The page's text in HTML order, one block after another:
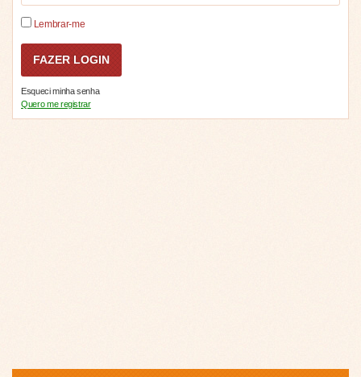
Lembrar-me
Esqueci minha senha
Quero me registrar